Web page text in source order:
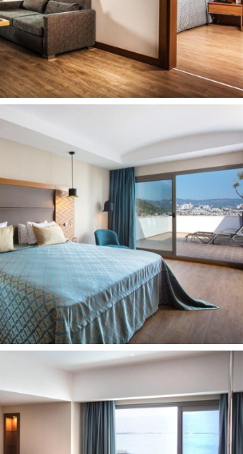
info.sealight@sevenseashotels.com
en/seven-
info-location/